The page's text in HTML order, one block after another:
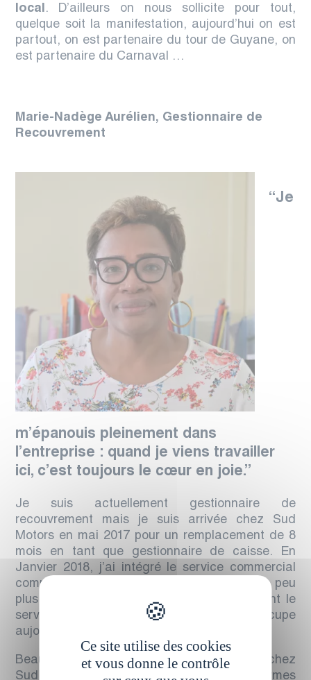
local . D’ailleurs on nous sollicite pour tout,
quelque soit la manifestation, aujourd’hui on est
partout, on est partenaire du tour de Guyane, on
est partenaire du Carnaval …
Marie-Nadège Aurélien, Gestionnaire de
Recouvrement
“Je
m’épanouis pleinement dans
l’entreprise : quand je viens travailler
ici, c’est toujours le cœur en joie.”
Je suis actuellement gestionnaire de
recouvrement mais je suis arrivée chez Sud
Motors en mai 2017 pour un remplacement de 8
mois en tant que gestionnaire de caisse. En
Janvier 2018, j’ai intégré le service commercial
comme secrétaire commerciale pendant un peu
plus de 2 ans. Enfin, en juin 2020, j’ai rejoint le
service comptabilité au poste que j’occupe
aujourd’hui.
Beaucoup de choses ont changé et évolué chez
Sud Motors depuis que je suis arrivée, en termes
Ce site utilise des cookies
et vous donne le contrôle